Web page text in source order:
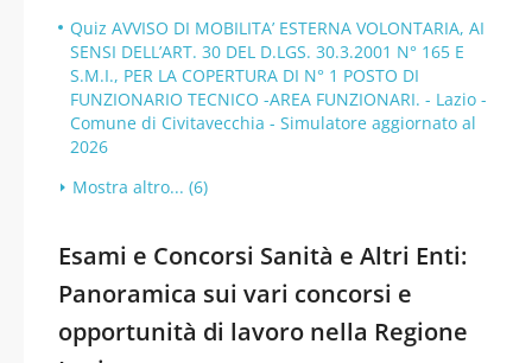
Quiz AVVISO DI MOBILITA’ ESTERNA VOLONTARIA, AI
SENSI DELL’ART. 30 DEL D.LGS. 30.3.2001 N° 165 E
S.M.I., PER LA COPERTURA DI N° 1 POSTO DI
FUNZIONARIO TECNICO -AREA FUNZIONARI. - Lazio -
Comune di Civitavecchia - Simulatore aggiornato al
2026
Mostra altro... (6)
Esami e Concorsi Sanità e Altri Enti:
Panoramica sui vari concorsi e
opportunità di lavoro nella Regione